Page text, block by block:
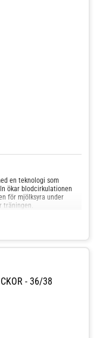
en teknologi som
ökar blodcirkulationen
för mjölksyra under
träningen.
- 36/38